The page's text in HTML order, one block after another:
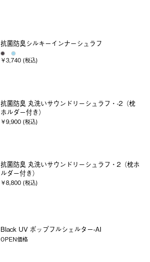
抗菌防臭シルキーインナーシュラフ
￥3,740 (税込)
抗菌防臭 丸洗いサウンドリーシュラフ・-2（枕
ホルダー付き）
￥9,900 (税込)
抗菌防臭 丸洗いサウンドリーシュラフ・2（枕ホ
ルダー付き）
￥8,800 (税込)
Black UV ポップフルシェルター-AI
OPEN価格